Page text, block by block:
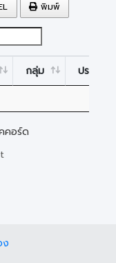
พิมพ์
กลุ่ม ประเภท
คอร์ด
ง